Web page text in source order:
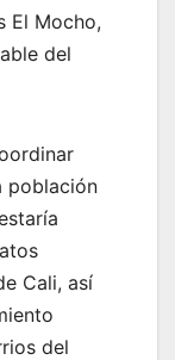
El Mocho,
del
población
Cali, así
del